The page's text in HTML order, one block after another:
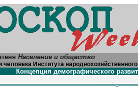
Население и общество
Института
Концепция демографического